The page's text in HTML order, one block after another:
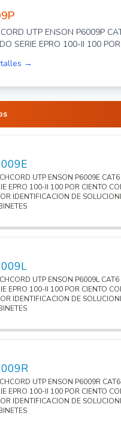
UTP ENSON P6009P
SERIE EPRO 100-II 100
EN RACKS Y GABINETES
→
UTP ENSON P6009E
EPRO 100-II 100 POR CIENTO
IDENTIFICACION DE
UTP ENSON P6009L
EPRO 100-II 100 POR CIENTO
IDENTIFICACION DE
UTP ENSON P6009R
EPRO 100-II 100 POR CIENTO
IDENTIFICACION DE